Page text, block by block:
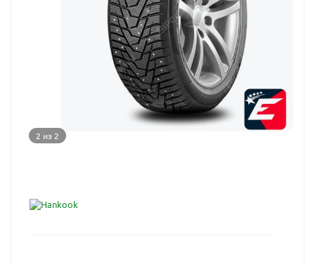
2 из 2